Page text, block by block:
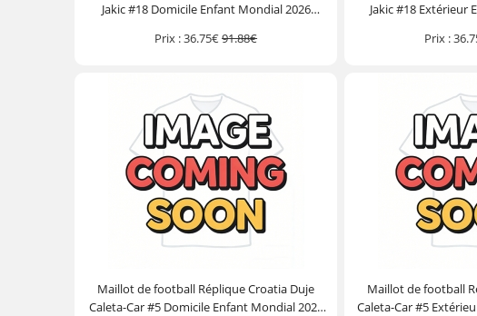
Jakic #18 Domicile Enfant Mondial 2026
Prix :36.75€91.88€
Jakic #18 Extérieur
Prix :
Maillot de football Réplique Croatia Duje
Caleta-Car #5 Domicile Enfant Mondial 2026
Maillot de football
Caleta-Car #5